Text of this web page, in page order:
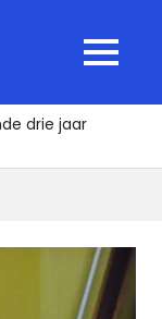
MENU
drie jaar